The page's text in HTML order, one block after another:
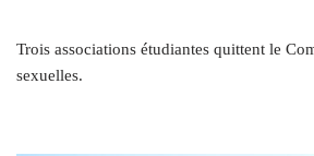
Trois associations étudiantes quittent le
sexuelles.